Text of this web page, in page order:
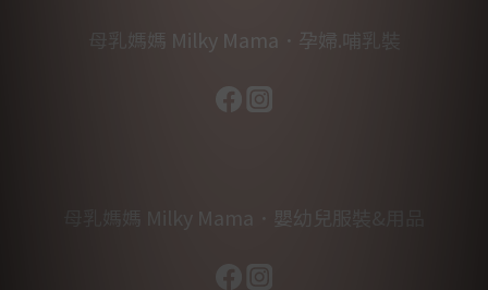
母乳媽媽 Milky Mama．孕婦.哺乳裝
母乳媽媽 Milky Mama．嬰幼兒服裝&用品